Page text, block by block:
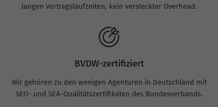
langen Vertragslaufzeiten, kein versteckter Overhead.
BVDW-zertifiziert
Wir gehören zu den wenigen Agenturen in Deutschland mit
SEO- und SEA-Qualitätszertifikaten des Bundesverbands.